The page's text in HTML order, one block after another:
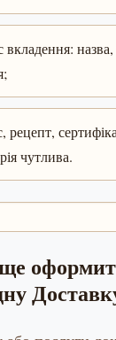
назва,
рецепт,
чутлива.